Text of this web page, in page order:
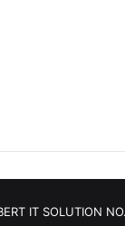
IT SOLUTION